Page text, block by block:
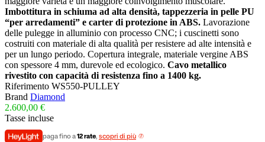
Imbottitura in schiuma ad alta densità, tappezzeria in pelle PU
“per arredamenti” e carter di protezione in ABS. Lavorazione
delle pulegge in alluminio con processo CNC; i cuscinetti sono
costruiti con materiale di alta qualità per resistere ad alte intensità e
per un lungo periodo. Copertura integrale, materiale vergine ABS
con spessore 4 mm, durevole ed ecologico. Cavo metallico
rivestito con capacità di resistenza fino a 1400 kg.
Riferimento WS550-PULLEY
Brand Diamond
2.600,00 €
Tasse incluse
paga fino a12 rate, scopri di più